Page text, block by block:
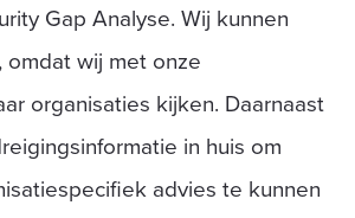
Gap Analyse. Wij kunnen
wij met onze
organisaties kijken. Daarnaast
in huis om
advies te kunnen